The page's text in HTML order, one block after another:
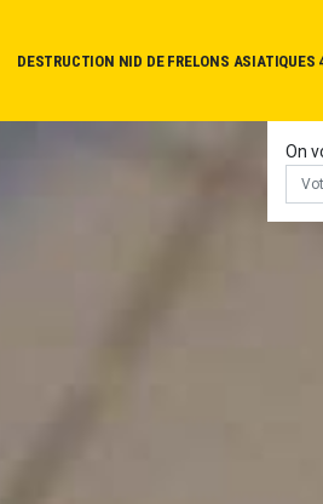
DESTRUCTION NID DE FRELONS ASIATIQUES
On